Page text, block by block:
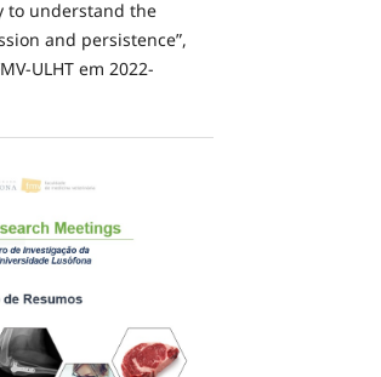
to understand the
and persistence”,
ULHT em 2022-